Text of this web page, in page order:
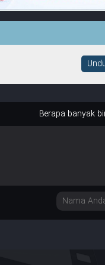
Berapa banyak